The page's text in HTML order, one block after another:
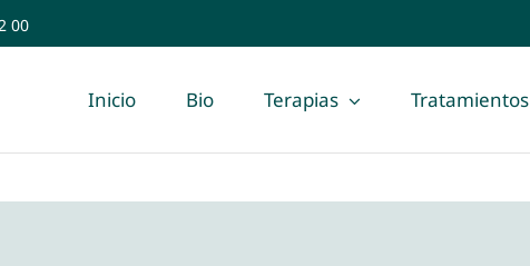
00
Inicio Bio Terapias Tratamientos